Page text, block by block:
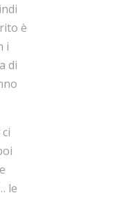
è
i
di
le